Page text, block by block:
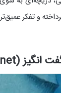
و تفکر